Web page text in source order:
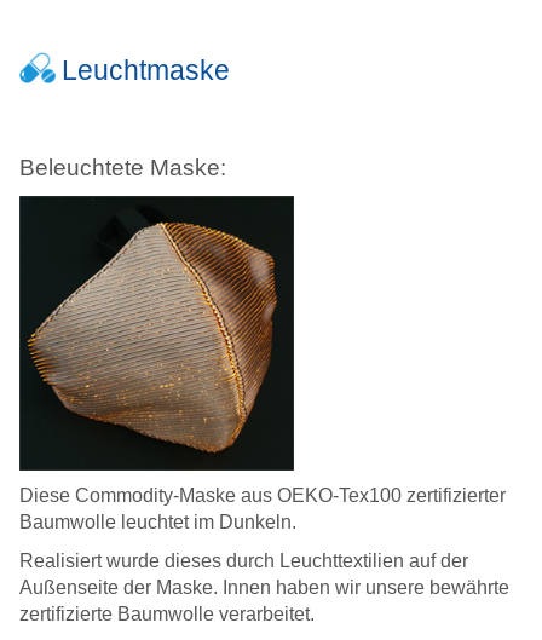
Leuchtmaske
Beleuchtete Maske:
Diese Commodity-Maske aus OEKO-Tex100 zertifizierter
Baumwolle leuchtet im Dunkeln.
Realisiert wurde dieses durch Leuchttextilien auf der
Außenseite der Maske. Innen haben wir unsere bewährte
zertifizierte Baumwolle verarbeitet.